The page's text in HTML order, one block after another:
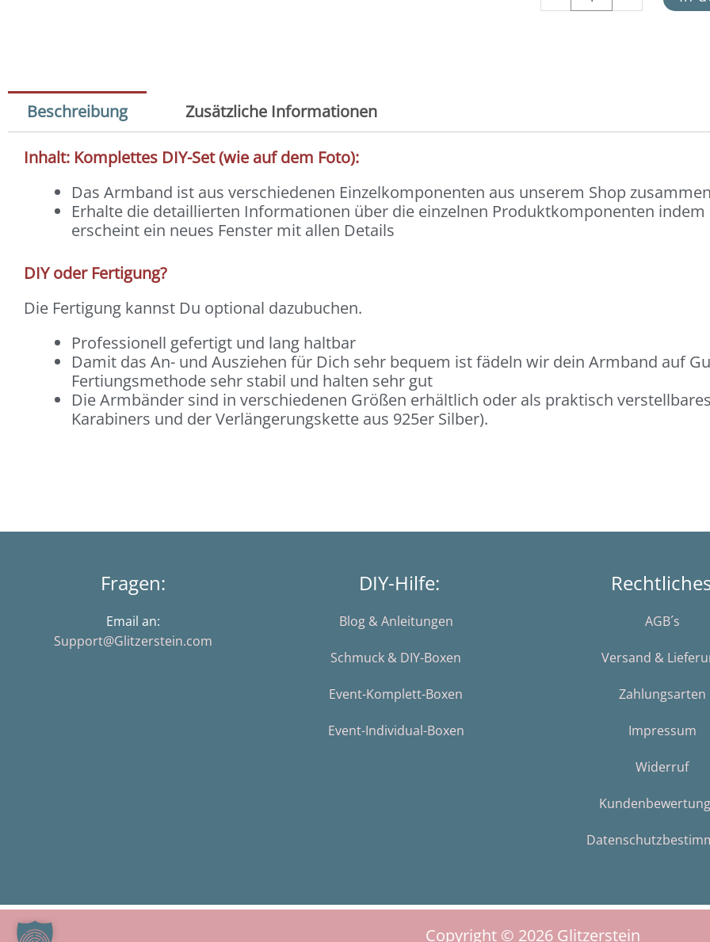
Beschreibung Zusätzliche Informationen
Inhalt: Komplettes DIY-Set (wie auf dem Foto):
Das Armband ist aus verschiedenen Einzelkomponenten aus unserem Shop
Erhalte die detaillierten Informationen über die einzelnen Produktkomponenten
erscheint ein neues Fenster mit allen Details
DIY oder Fertigung?
Die Fertigung kannst Du optional dazubuchen.
Professionell gefertigt und lang haltbar
Damit das An- und Ausziehen für Dich sehr bequem ist fädeln wir dein Armband auf
Fertiungsmethode sehr stabil und halten sehr gut
Die Armbänder sind in verschiedenen Größen erhältlich oder als praktisch
Karabiners und der Verlängerungskette aus 925er Silber).
Fragen:
Email an:
Support@Glitzerstein.com
DIY-Hilfe:
Blog & Anleitungen
Schmuck & DIY-Boxen
Event-Komplett-Boxen
Event-Individual-Boxen
AGB´s
Versand &
Zahlungsarten
Impressum
Widerruf
Copyright © 2026 Glitzerstein